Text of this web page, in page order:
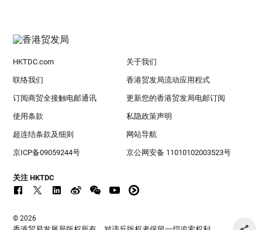
HKTDC.com 关于我们
联络我们 香港贸发局流动应用程式
订阅商贸全接触电邮通讯 更新您的香港贸发局电邮订阅
使用条款 私隐政策声明
超连结条款及细则 网站导航
京ICP备09059244号 京公网安备 11010102003523号
关注 HKTDC
© 2026